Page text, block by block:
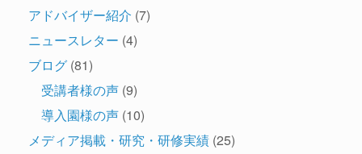
アドバイザー紹介 (7)
ニュースレター (4)
ブログ (81)
受講者様の声 (9)
導入園様の声 (10)
メディア掲載・研究・研修実績 (25)